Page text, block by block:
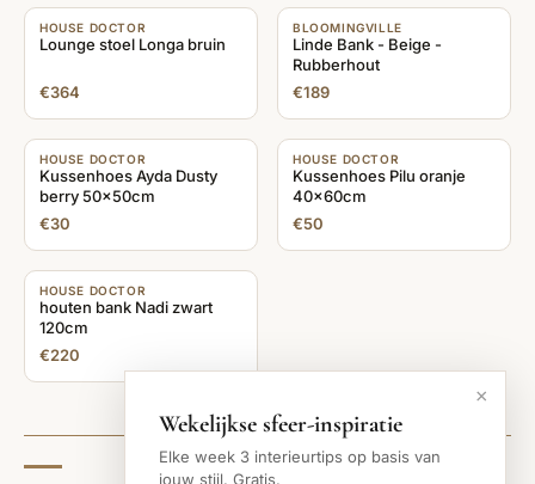
HOUSE DOCTOR
Lounge stoel Longa bruin
€364
BLOOMINGVILLE
Linde Bank - Beige -
Rubberhout
×
Wekelijkse sfeer-inspiratie
Elke week 3 interieurtips op basis van
jouw stijl. Gratis.